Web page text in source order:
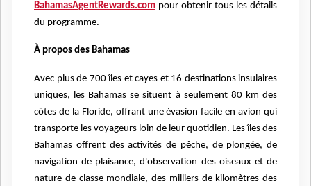
BahamasAgentRewards.com pour obtenir tous les détails
du programme.
À propos des Bahamas
Avec plus de 700 îles et cayes et 16 destinations insulaires
uniques, les Bahamas se situent à seulement 80 km des
côtes de la Floride, offrant une évasion facile en avion qui
transporte les voyageurs loin de leur quotidien. Les îles des
Bahamas offrent des activités de pêche, de plongée, de
navigation de plaisance, d'observation des oiseaux et de
nature de classe mondiale, des milliers de kilomètres des